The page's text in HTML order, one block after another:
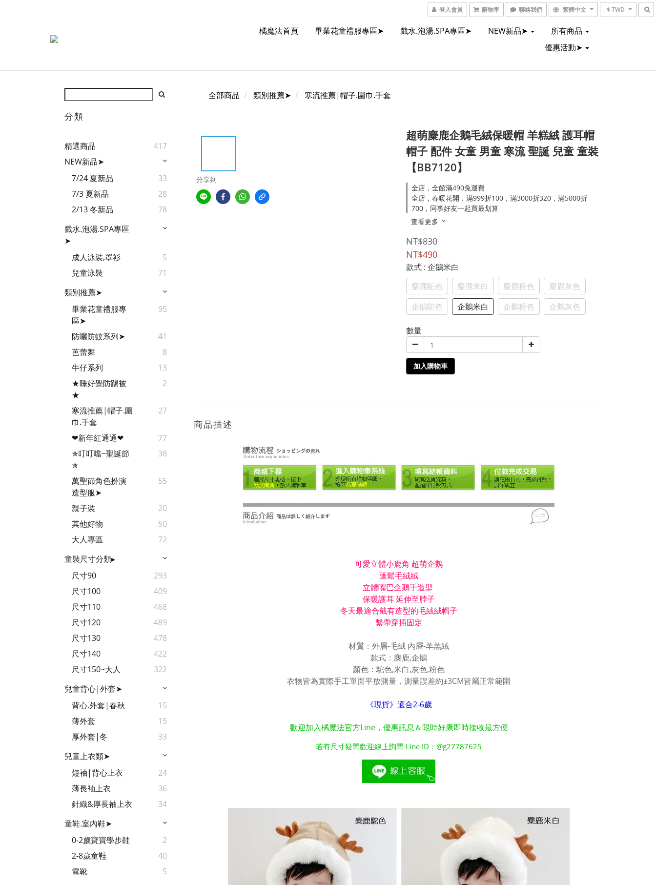
登入會員 購物車 聯絡我們 繁體中文 $ TWD
橘魔法首頁 畢業花童禮服專區➤ 戲水.泡湯.SPA專區➤ NEW新品➤
所有商品
優惠活動➤
分類
精選商品
417
NEW新品➤
7/24 夏新品
33
7/3 夏新品
28
2/13 冬新品
78
戲水.泡湯.SPA專區
➤
成人泳裝,罩衫
5
兒童泳裝
71
類別推薦➤
畢業花童禮服專
區➤
95
防曬防蚊系列➤
41
芭蕾舞
8
牛仔系列
13
★睡好覺防踢被
★
2
寒流推薦|帽子.圍
巾.手套
27
❤新年紅通通❤
77
✯叮叮噹~聖誕節
✯
38
萬聖節角色扮演
造型服➤
55
親子裝
20
其他好物
50
大人專區
72
童裝尺寸分類▸
尺寸90
293
尺寸100
409
尺寸110
468
尺寸120
489
尺寸130
478
尺寸140
422
尺寸150~大人
322
兒童背心|外套➤
背心.外套|春秋
15
薄外套
15
厚外套|冬
33
兒童上衣類➤
短袖|背心上衣
24
薄長袖上衣
36
針織&厚長袖上衣
34
童鞋.室內鞋➤
0-2歲寶寶學步鞋
2
2-8歲童鞋
40
雪靴
5
全部商品 類別推薦➤ 寒流推薦|帽子.圍巾.手套
分享到
超萌麋鹿企鵝毛絨保暖帽 羊糕絨 護耳帽
帽子 配件 女童 男童 寒流 聖誕 兒童 童裝
【BB7120】
全店，全館滿490免運費
全店，春暖花開．滿999折100，滿3000折320，滿5000折
700，同事好友一起買最划算
查看更多
NT$830
NT$490
款式 : 企鵝米白
麋鹿駝色
麋鹿米白 麋鹿粉色
麋鹿灰色
企鵝駝色
企鵝米白 企鵝粉色 企鵝灰色
數量
加入購物車
商品描述
可愛立體小鹿角 超萌企鵝
蓬鬆毛絨絨
立體嘴巴企鵝手造型
保暖護耳 延伸至脖子
冬天最適合戴有造型的毛絨絨帽子
繫帶穿插固定
材質：外層-毛絨 內層-羊羔絨
款式：麋鹿,企鵝
顏色：駝色,米白,灰色,粉色
衣物皆為實際手工單面平放測量，測量誤差約±3CM皆屬正常範圍
《現貨》適合2-6歲
歡迎加入橘魔法官方Line，優惠訊息＆限時好康即時接收最方便
若有尺寸疑問歡迎線上詢問 Line ID：@g27787625